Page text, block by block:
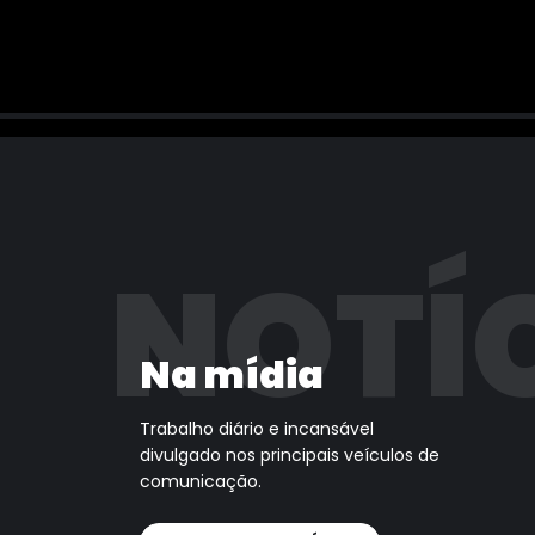
Na mídia
Trabalho diário e incansável
divulgado nos principais veículos de
comunicação.